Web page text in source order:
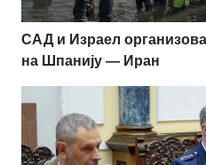
САД и Израел
на Шпанију — Иран